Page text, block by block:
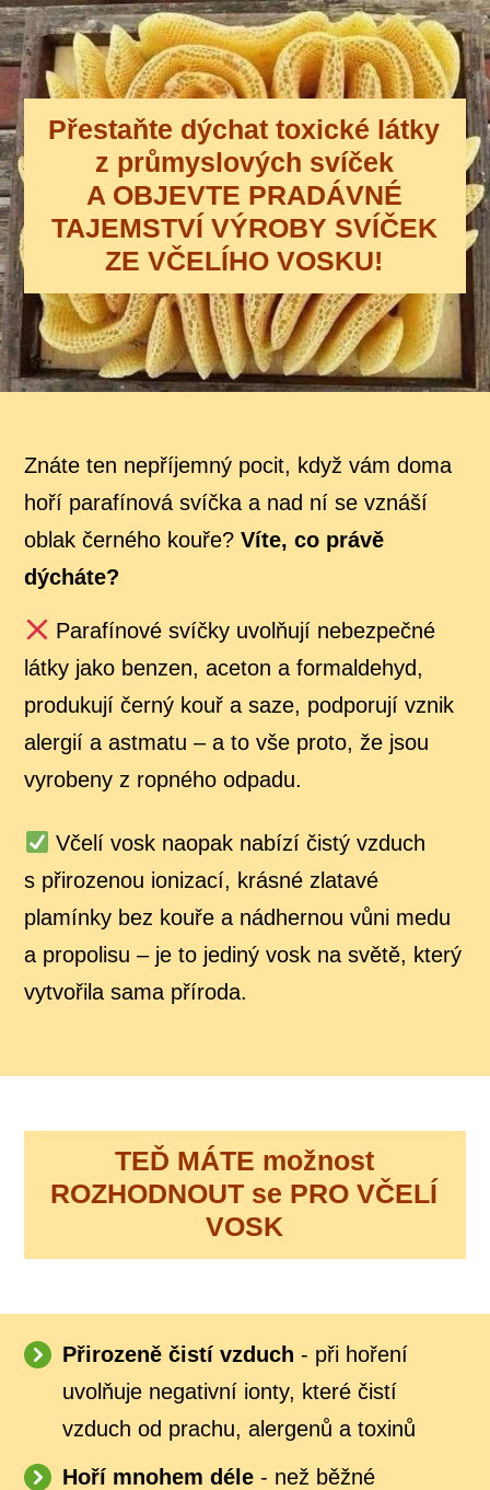
Přestaňte dýchat toxické látky
z průmyslových svíček
A OBJEVTE PRADÁVNÉ
TAJEMSTVÍ VÝROBY SVÍČEK
ZE VČELÍHO VOSKU!
Znáte ten nepříjemný pocit, když vám doma
hoří parafínová svíčka a nad ní se vznáší
oblak černého kouře?Víte, co právě
dýcháte?
Parafínové svíčky uvolňují nebezpečné
látky jako benzen, aceton a formaldehyd,
produkují černý kouř a saze, podporují vznik
alergií a astmatu – a to vše proto, že jsou
vyrobeny z ropného odpadu.
Včelí vosk naopak nabízí čistý vzduch
s přirozenou ionizací, krásné zlatavé
plamínky bez kouře a nádhernou vůni medu
a propolisu – je to jediný vosk na světě, který
vytvořila sama příroda.
TEĎ MÁTE možnost
ROZHODNOUT se PRO VČELÍ
VOSK
Přirozeně čistí vzduch - při hoření
uvolňuje negativní ionty, které čistí
vzduch od prachu, alergenů a toxinů
Hoří mnohem déle - než běžné